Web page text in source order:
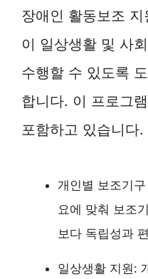
장애인 활동보조
이 일상생활 및 사
수행할 수 있도록
합니다. 이 프로그
포함하고 있습니다.
개인별 보조기
요에 맞춰 보조
보다 독립성과
일상생활 지원: